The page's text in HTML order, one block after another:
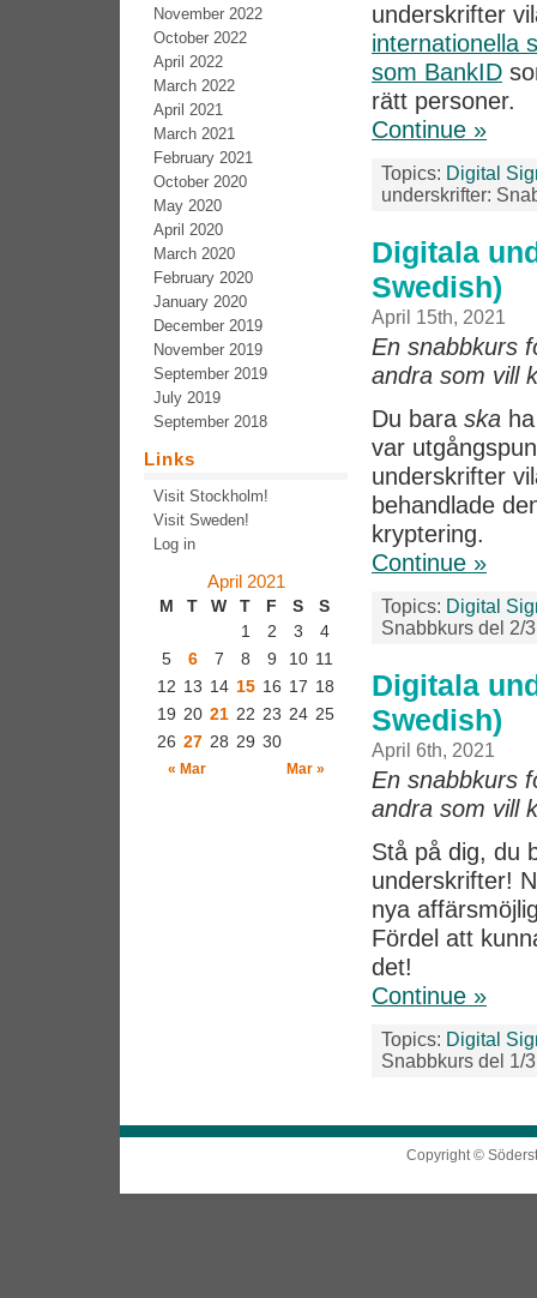
underskrifter
internationella
som BankID
rätt personer.
Continue »
Topics: Digital
underskrifter:
Digitala
Swedish)
April 15th, 2021
En snabbkurs
andra som vill
Du bara ska
var
underskrifter
behandlade
kryptering.
Continue »
Topics: Digital
Snabbkurs del 2/
Digitala
Swedish)
April 6th, 2021
En snabbkurs
andra som vill
Stå på dig, du
underskrifter!
nya
Fördel att
det!
Continue »
Topics: Digital
Snabbkurs del 1/
November 2022
October 2022
April 2022
March 2022
April 2021
March 2021
February 2021
October 2020
May 2020
April 2020
March 2020
February 2020
January 2020
December 2019
November 2019
September 2019
July 2019
September 2018
Links
Visit Stockholm!
Visit Sweden!
Log in
April 2021
M T W T F S S
« Mar Mar »
1 2 3
4
5
6 7 8 9 10 11
12 13 14 15 16 17 18
19 20 21 22 23 24 25
26 27 28 29 30
Copyright ©